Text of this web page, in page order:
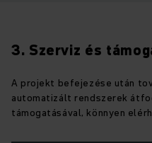
3. Szerviz és
A projekt befejezése után
automatizált rendszerek
támogatásával, könnyen